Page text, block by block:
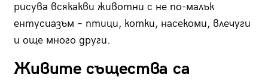
рисува всякакви животни с не по-малък
ентусиазъм – птици, котки, насекоми, влечуги
и още много други.
Живите същества са